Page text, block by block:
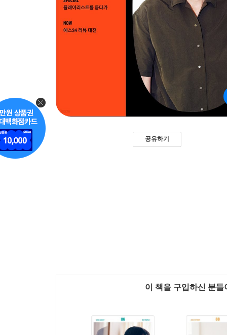
공유하기
이 책을 구입하신 분